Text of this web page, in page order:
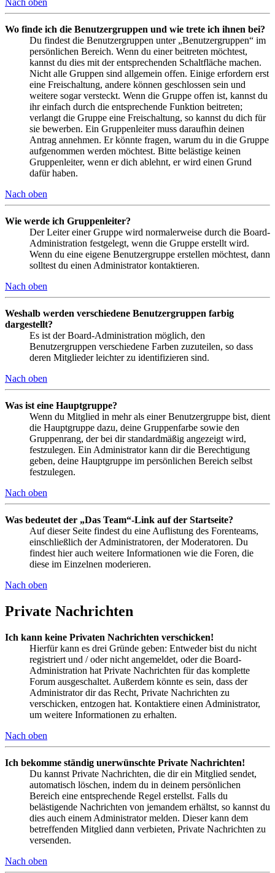
Wo finde ich die Benutzergruppen und wie trete ich ihnen bei?
Du findest die Benutzergruppen unter „Benutzergruppen“ im
persönlichen Bereich. Wenn du einer beitreten möchtest,
kannst du dies mit der entsprechenden Schaltfläche machen.
Nicht alle Gruppen sind allgemein offen. Einige erfordern erst
eine Freischaltung, andere können geschlossen sein und
weitere sogar versteckt. Wenn die Gruppe offen ist, kannst du
ihr einfach durch die entsprechende Funktion beitreten;
verlangt die Gruppe eine Freischaltung, so kannst du dich für
sie bewerben. Ein Gruppenleiter muss daraufhin deinen
Antrag annehmen. Er könnte fragen, warum du in die Gruppe
aufgenommen werden möchtest. Bitte belästige keinen
Gruppenleiter, wenn er dich ablehnt, er wird einen Grund
dafür haben.
Nach oben
Wie werde ich Gruppenleiter?
Der Leiter einer Gruppe wird normalerweise durch die Board-
Administration festgelegt, wenn die Gruppe erstellt wird.
Wenn du eine eigene Benutzergruppe erstellen möchtest, dann
solltest du einen Administrator kontaktieren.
Nach oben
Weshalb werden verschiedene Benutzergruppen farbig
dargestellt?
Es ist der Board-Administration möglich, den
Benutzergruppen verschiedene Farben zuzuteilen, so dass
deren Mitglieder leichter zu identifizieren sind.
Nach oben
Was ist eine Hauptgruppe?
Wenn du Mitglied in mehr als einer Benutzergruppe bist, dient
die Hauptgruppe dazu, deine Gruppenfarbe sowie den
Gruppenrang, der bei dir standardmäßig angezeigt wird,
festzulegen. Ein Administrator kann dir die Berechtigung
geben, deine Hauptgruppe im persönlichen Bereich selbst
festzulegen.
Nach oben
Was bedeutet der „Das Team“-Link auf der Startseite?
Auf dieser Seite findest du eine Auflistung des Forenteams,
einschließlich der Administratoren, der Moderatoren. Du
findest hier auch weitere Informationen wie die Foren, die
diese im Einzelnen moderieren.
Nach oben
Private Nachrichten
Ich kann keine Privaten Nachrichten verschicken!
Hierfür kann es drei Gründe geben: Entweder bist du nicht
registriert und / oder nicht angemeldet, oder die Board-
Administration hat Private Nachrichten für das komplette
Forum ausgeschaltet. Außerdem könnte es sein, dass der
Administrator dir das Recht, Private Nachrichten zu
verschicken, entzogen hat. Kontaktiere einen Administrator,
um weitere Informationen zu erhalten.
Nach oben
Ich bekomme ständig unerwünschte Private Nachrichten!
Du kannst Private Nachrichten, die dir ein Mitglied sendet,
automatisch löschen, indem du in deinem persönlichen
Bereich eine entsprechende Regel erstellst. Falls du
belästigende Nachrichten von jemandem erhältst, so kannst du
dies auch einem Administrator melden. Dieser kann dem
betreffenden Mitglied dann verbieten, Private Nachrichten zu
versenden.
Nach oben